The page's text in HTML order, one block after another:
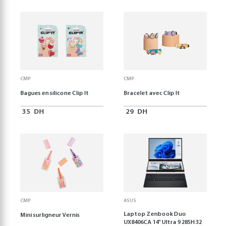
CMP
Bagues en silicone Clip It
35 DH
CMP
Bracelet avec Clip It
29 DH
CMP
Mini surligneur Vernis
ASUS
Laptop Zenbook Duo
UX8406CA 14'' Ultra 9 285H 32